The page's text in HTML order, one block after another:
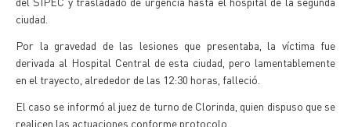
ciudad.
Por la gravedad de las lesiones que presentaba, la víctima fue
derivada al Hospital Central de esta ciudad, pero lamentablemente
en el trayecto, alrededor de las 12:30 horas, falleció.
El caso se informó al juez de turno de Clorinda, quien dispuso que se
realicen las actuaciones conforme protocolo.